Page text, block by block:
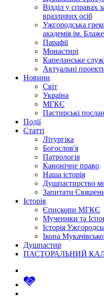
Відділ у справах
вразливих осіб
Ужгородська
академія ім.
Парафії
Монастирі
Капеланське
Актуальні
Новини
Світ
Україна
МГКЄ
Пастирські
Події
Статті
Літургіка
Богослов'я
Патрологія
Канонічне право
Наша історія
Душпастирство
Запитати
Історія
Єпископи МГКЄ
Мученики та
Історія
Ікона
Душпастир
ПАСТОРАЛЬНИЙ